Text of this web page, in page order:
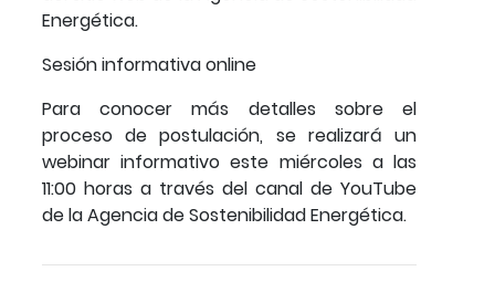
Energética.
Sesión informativa online
Para conocer más detalles sobre el
proceso de postulación, se realizará un
webinar informativo este miércoles a las
11:00 horas a través del canal de YouTube
de la Agencia de Sostenibilidad Energética.